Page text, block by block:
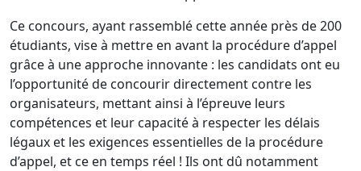
Ce concours, ayant rassemblé cette année près de 200
étudiants, vise à mettre en avant la procédure d’appel
grâce à une approche innovante : les candidats ont eu
l’opportunité de concourir directement contre les
organisateurs, mettant ainsi à l’épreuve leurs
compétences et leur capacité à respecter les délais
légaux et les exigences essentielles de la procédure
d’appel, et ce en temps réel ! Ils ont dû notamment